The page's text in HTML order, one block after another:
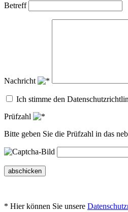
Betreff
Nachricht
Ich stimme den
Prüfzahl
Bitte geben Sie die Prüfzahl in das
abschicken
* Hier können Sie unsere